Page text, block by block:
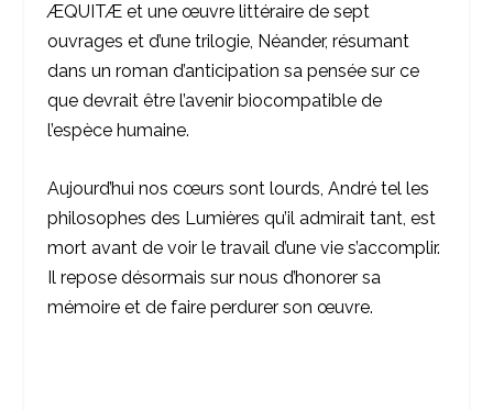
ÆQUITÆ et une œuvre littéraire de sept
ouvrages et d’une trilogie, Néander, résumant
dans un roman d’anticipation sa pensée sur ce
que devrait être l’avenir biocompatible de
l’espèce humaine.
Aujourd’hui nos cœurs sont lourds, André tel les
philosophes des Lumières qu’il admirait tant, est
mort avant de voir le travail d’une vie s’accomplir.
Il repose désormais sur nous d’honorer sa
mémoire et de faire perdurer son œuvre.